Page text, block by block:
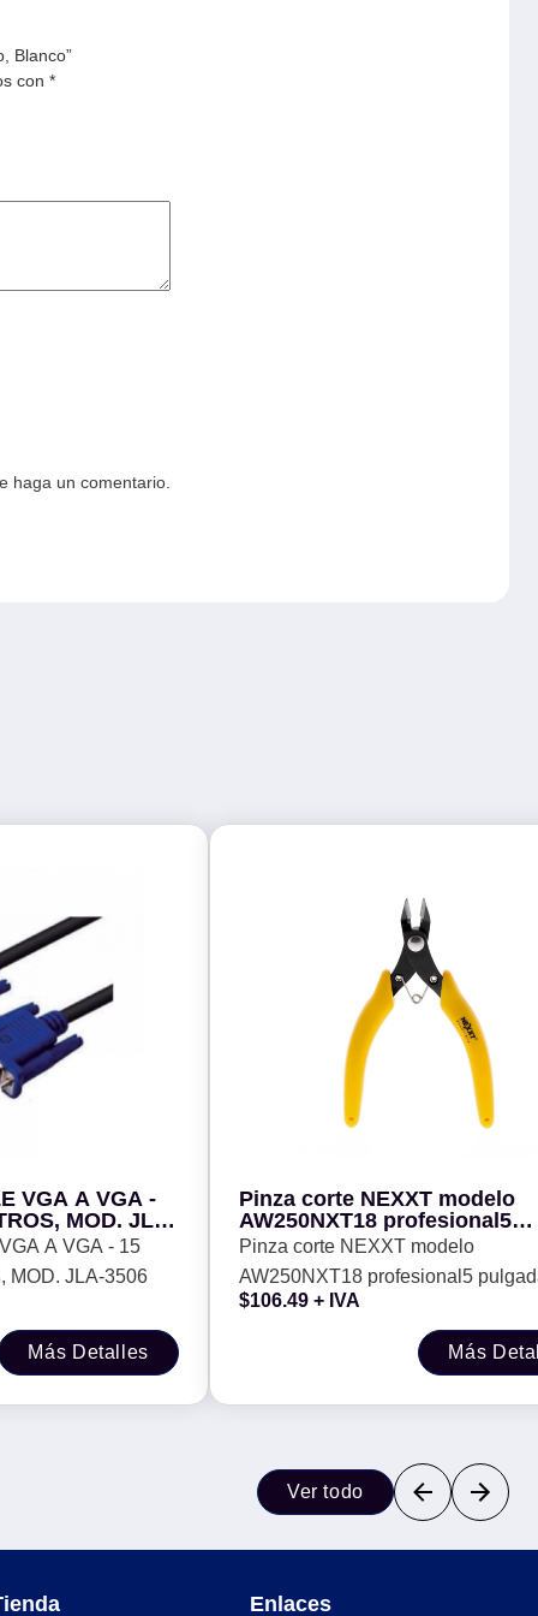
Blanco”
con *
haga un comentario.
VGA A VGA -
MOD. JLA-
A VGA - 15
MOD. JLA-3506
Más Detalles
Pinza corte NEXXT modelo
AW250NXT18 profesional5
pulgadas corte lateral
PTKCUMISI05YL -
Pinza corte NEXXT modelo
AW250NXT18 profesional5
corte lateral PTKCUMISI05YL -
$106.49 + IVA
Más
Ver todo
Enlaces